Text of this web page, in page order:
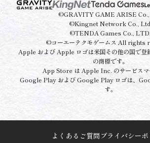
©GRAVITY GAME ARISE
©Kingnet Network Co.,
©TENDA Games Co., LTD.
©コーエーテクモゲームス All rights
Apple および Apple ロゴは米国その他の国で
の商標です。
App Store は Apple Inc. のサービスマ
Google Play および Google Play ロゴは、
す。
よくあるご質問プライバシー